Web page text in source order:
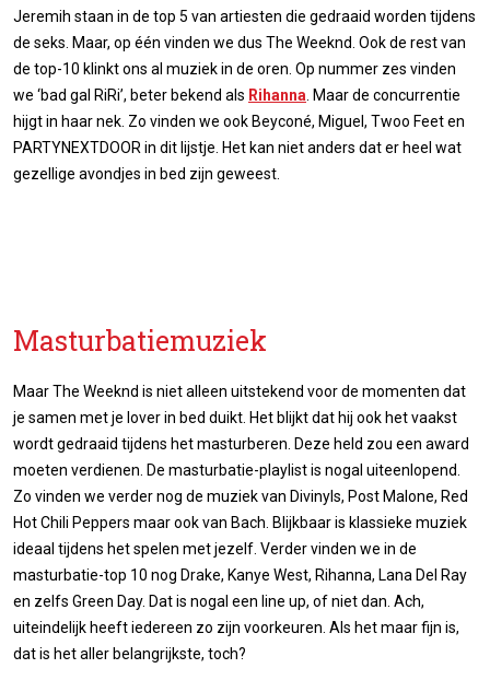
Jeremih staan in de top 5 van artiesten die gedraaid worden tijdens
de seks. Maar, op één vinden we dus The Weeknd. Ook de rest van
de top-10 klinkt ons al muziek in de oren. Op nummer zes vinden
we ‘bad gal RiRi’, beter bekend als Rihanna . Maar de concurrentie
hijgt in haar nek. Zo vinden we ook Beyconé, Miguel, Twoo Feet en
PARTYNEXTDOOR in dit lijstje. Het kan niet anders dat er heel wat
gezellige avondjes in bed zijn geweest.
Masturbatiemuziek
Maar The Weeknd is niet alleen uitstekend voor de momenten dat
je samen met je lover in bed duikt. Het blijkt dat hij ook het vaakst
wordt gedraaid tijdens het masturberen. Deze held zou een award
moeten verdienen. De masturbatie-playlist is nogal uiteenlopend.
Zo vinden we verder nog de muziek van Divinyls, Post Malone, Red
Hot Chili Peppers maar ook van Bach. Blijkbaar is klassieke muziek
ideaal tijdens het spelen met jezelf. Verder vinden we in de
masturbatie-top 10 nog Drake, Kanye West, Rihanna, Lana Del Ray
en zelfs Green Day. Dat is nogal een line up, of niet dan. Ach,
uiteindelijk heeft iedereen zo zijn voorkeuren. Als het maar fijn is,
dat is het aller belangrijkste, toch?